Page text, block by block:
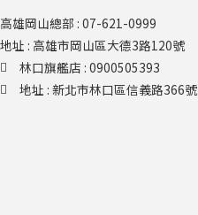
高雄岡山總部 : 07-621-0999
地址 : 高雄市岡山區大德3路120號
林口旗艦店​ : 0900505393
地址 : 新北市林口區信義路366號